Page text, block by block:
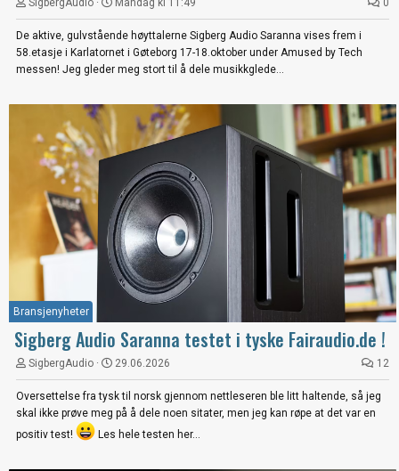
SigbergAudio Mandag kl 11:49 0
De aktive, gulvstående høyttalerne Sigberg Audio Saranna vises frem i
58.etasje i Karlatornet i Gøteborg 17-18.oktober under Amused by Tech
messen! Jeg gleder meg stort til å dele musikkglede...
Bransjenyheter
Sigberg Audio Saranna testet i tyske Fairaudio.de !
SigbergAudio 29.06.2026 12
Oversettelse fra tysk til norsk gjennom nettleseren ble litt haltende, så jeg
skal ikke prøve meg på å dele noen sitater, men jeg kan røpe at det var en
positiv test!
Les hele testen her...